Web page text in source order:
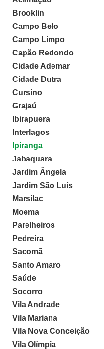
Brooklin
Campo Belo
Campo Limpo
Capão Redondo
Cidade Ademar
Cidade Dutra
Cursino
Grajaú
Ibirapuera
Interlagos
Ipiranga
Jabaquara
Jardim Ângela
Jardim São Luís
Marsilac
Moema
Parelheiros
Pedreira
Sacomã
Santo Amaro
Saúde
Socorro
Vila Andrade
Vila Mariana
Vila Nova Conceição
Vila Olímpia